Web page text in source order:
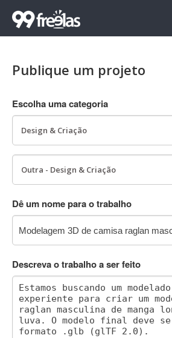
Publique um projeto
Escolha uma categoria
Dê um nome para o trabalho
Descreva o trabalho a ser feito